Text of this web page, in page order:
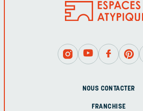
NOUS CONTACTER
FRANCHISE